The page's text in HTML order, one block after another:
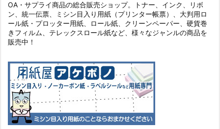
OA・サプライ商品の総合販売ショップ。トナー、インク、リボ
ン、統一伝票、ミシン目入り用紙（プリンター帳票）、大判用ロ
ール紙・プロッター用紙、ロール紙、クリーンペーパー、硬貨巻
きフィルム、テレックスロール紙など、様々なジャンルの商品を
販売中！